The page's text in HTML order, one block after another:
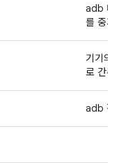
adb 테
를 중지
기기의
로 간
adb 작